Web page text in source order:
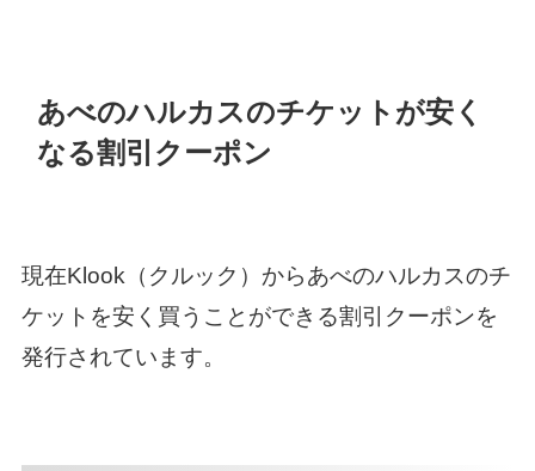
あべのハルカスのチケットが安く
なる割引クーポン
現在Klook（クルック）からあべのハルカスのチ
ケットを安く買うことができる割引クーポンを
発行されています。